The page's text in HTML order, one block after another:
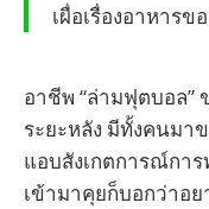
เผื่อเรื่องอาหารข
อาชีพ “ล่ามฟุตบอล”
ระยะหลัง มีทั้งคนม
แอบสังเกตการณ์กา
เข้ามาคุยก็บอกว่าอ